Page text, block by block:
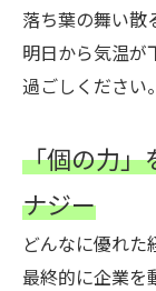
落ち葉の舞い散
明日から気温が
過ごしください。
「個の力」
ナジー
どんなに優れた
最終的に企業を